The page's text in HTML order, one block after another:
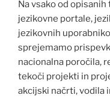
Na vsako od
jezikovne portale,
jezikovnih
sprejemamo
nacionalna poročila,
tekoči projekti in
akcijski načrti, vodila